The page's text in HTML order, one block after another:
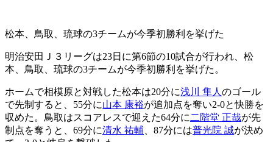
松本、鳥取、琉球の3チームが今季初勝利を挙げた
明治安田Ｊ３リーグは23日に第6節の10試合が行われ、松
本、鳥取、琉球の3チームが今季初勝利を挙げた。
ホームで相模原と対戦した松本は20分に浅川 隼人 のゴール
で先制すると、55分に山本 康裕が追加点を奪い2-0と快勝を
収めた。鳥取はスコアレスで迎えた64分に 二階堂 正哉が先
制点を奪うと、69分に清水 祐輔 、87分には普光院 誠が決め